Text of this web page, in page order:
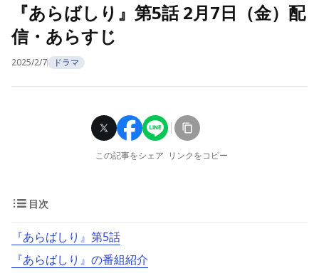
『あらばしり』第5話 2月7日（金）配
信・あらすじ
2025/2/7 ドラマ
この記事をシェア リンクをコピー
目次
『あらばしり』第5話
『あらばしり』の番組紹介